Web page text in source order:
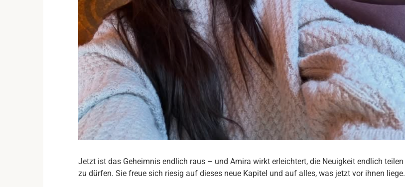
Jetzt ist das Geheimnis endlich raus – und Amira wirkt erleichtert, die Neuigkeit endlich teilen
zu dürfen. Sie freue sich riesig auf dieses neue Kapitel und auf alles, was jetzt vor ihnen liege.